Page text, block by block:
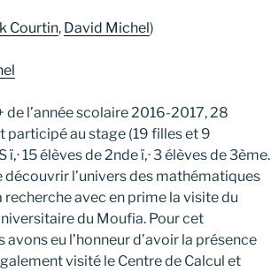
Courtin, David Michel)
l’année scolaire 2016-2017, 28
participé au stage (19 filles et 9
ï‚· 15 élèves de 2nde ï‚· 3 élèves de 3ème.
découvrir l’univers des mathématiques
avec en prime la visite du
du Moufia. Pour cet
eu l’honneur d’avoir la présence
visité le Centre de Calcul et